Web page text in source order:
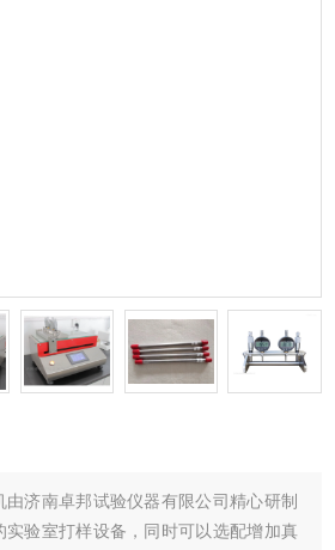
由济南卓邦试验仪器有限公司精心研制
实验室打样设备，同时可以选配增加真